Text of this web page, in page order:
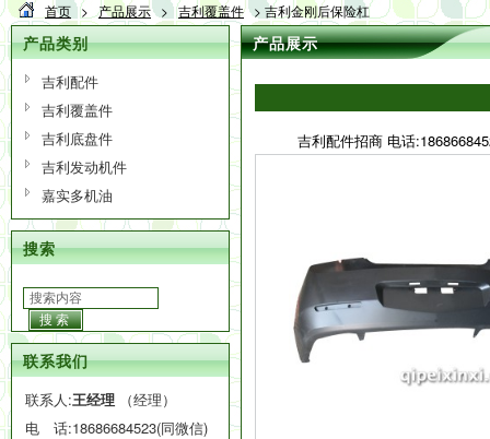
首页 > 产品展示 > 吉利覆盖件 > 吉利金刚后保险杠
产品类别
吉利配件
吉利覆盖件
吉利底盘件
吉利发动机件
嘉实多机油
搜索
搜索
联系我们
联系人:王经理 （经理）
电 话:18686684523(同微信)
产品展示
吉利配件招商 电话